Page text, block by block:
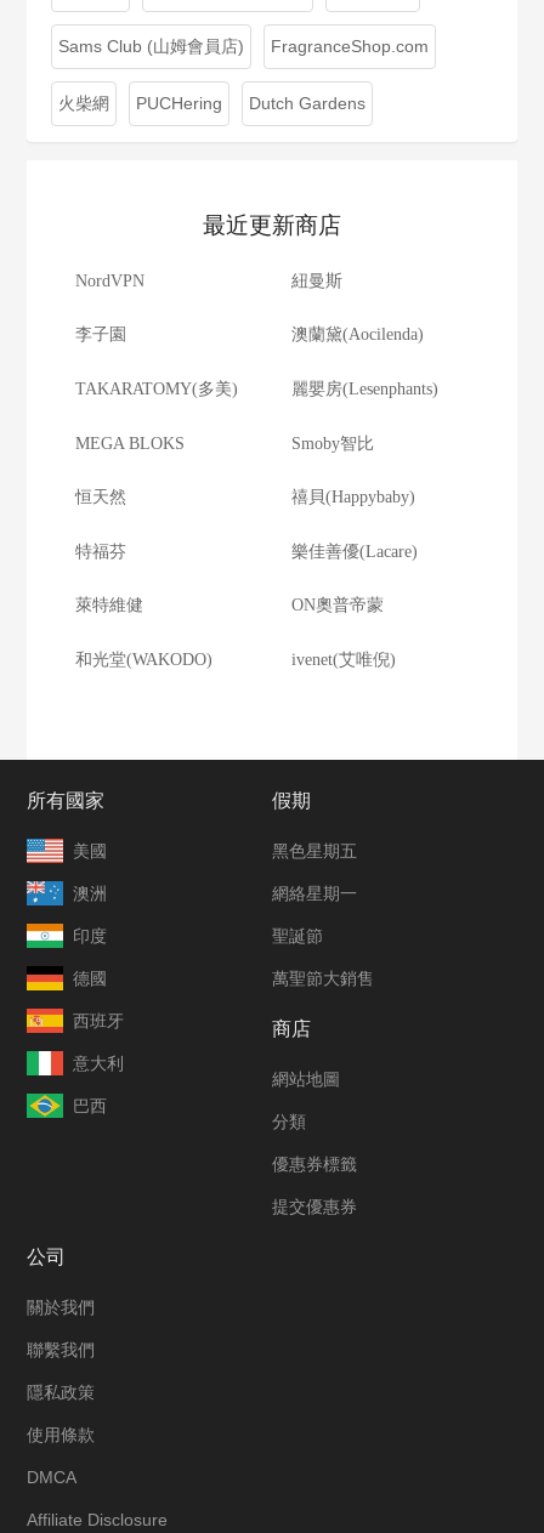
Sams Club (山姆會員店) FragranceShop.com
火柴網 PUCHering Dutch Gardens
最近更新商店
NordVPN 紐曼斯
李子園 澳蘭黛(Aocilenda)
TAKARATOMY(多美) 麗嬰房(Lesenphants)
MEGA BLOKS Smoby智比
恒天然 禧貝(Happybaby)
特福芬 樂佳善優(Lacare)
萊特維健 ON奧普帝蒙
和光堂(WAKODO) ivenet(艾唯倪)
所有國家
美國
澳洲
印度
德國
西班牙
意大利
巴西
假期
黑色星期五
網絡星期一
聖誕節
萬聖節大銷售
商店
網站地圖
分類
優惠券標籤
提交優惠券
公司
關於我們
聯繫我們
隱私政策
使用條款
DMCA
Affiliate Disclosure